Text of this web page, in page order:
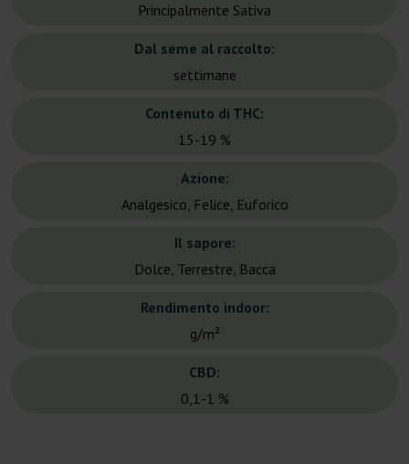
Principalmente Sativa
Dal seme al raccolto:
settimane
Contenuto di THC:
15-19 %
Azione:
Analgesico, Felice, Euforico
Il sapore:
Dolce, Terrestre, Bacca
Rendimento indoor:
g/m²
CBD:
0,1-1 %